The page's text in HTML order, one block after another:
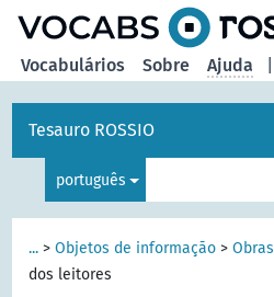
Vocabulários Sobre Ajuda
Tesauro ROSSIO
português
... >Objetos de informação >Obras
dos leitores